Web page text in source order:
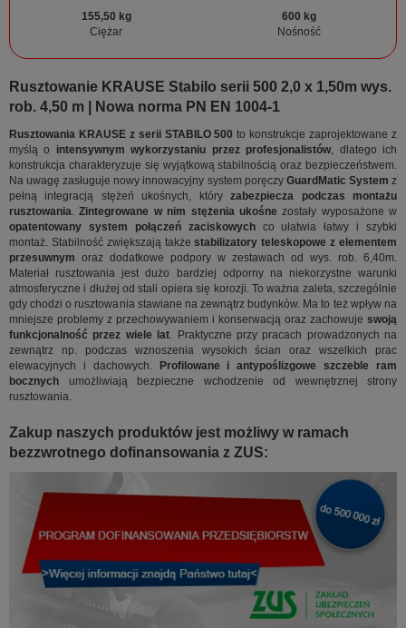
155,50 kg
Ciężar
600 kg
Nośność
Rusztowanie KRAUSE Stabilo serii 500 2,0 x 1,50m wys.
rob. 4,50 m | Nowa norma PN EN 1004-1
Rusztowania KRAUSE z serii STABILO 500 to konstrukcje zaprojektowane z
myślą o
intensywnym wykorzystaniu przez profesjonalistów, dlatego ich
konstrukcja charakteryzuje się wyjątkową stabilnością oraz bezpieczeństwem.
Na uwagę zasługuje nowy innowacyjny system poręczy GuardMatic System z
pełną integracją stężeń ukośnych, któryzabezpiecza podczas montażu
rusztowania.Zintegrowane w nim stężenia ukośne zostały wyposażone w
opatentowany system połączeń zaciskowychco ułatwia łatwy i szybki
montaż. Stabilność zwiększają takżestabilizatory teleskopowe z elementem
przesuwnym oraz dodatkowe podpory w zestawach od wys. rob. 6,40m.
Materiał rusztowania jest dużo bardziej odporny na niekorzystne warunki
atmosferyczne i dłużej od stali opiera się korozji. To ważna zaleta, szczególnie
gdy chodzi o rusztowania stawiane na zewnątrz budynków. Ma to też wpływ na
mniejsze problemy z przechowywaniem i konserwacją oraz zachowuje swoją
funkcjonalność przez wiele lat. Praktyczne przy pracach prowadzonych na
zewnątrz np. podczas wznoszenia wysokich ścian oraz wszelkich prac
elewacyjnych i dachowych.
Profilowane i antypoślizgowe szczeble ram
bocznych umożliwiają bezpieczne wchodzenie od wewnętrznej strony
rusztowania.
Zakup naszych produktów jest możliwy w ramach
bezzwrotnego dofinansowania z ZUS: